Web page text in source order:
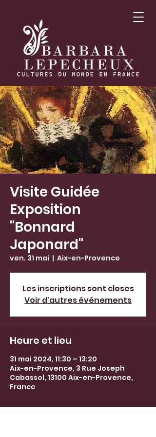
Visite Guidée
Exposition
"Bonnard
Japonard"
ven. 31 mai
  |
Aix-en-Provence
Les inscriptions sont closes
Voir d'autres événements
Heure et lieu
31 mai 2024, 11:30 – 13:20
Aix-en-Provence, 3 Rue Joseph
Cabassol, 13100 Aix-en-Provence,
France